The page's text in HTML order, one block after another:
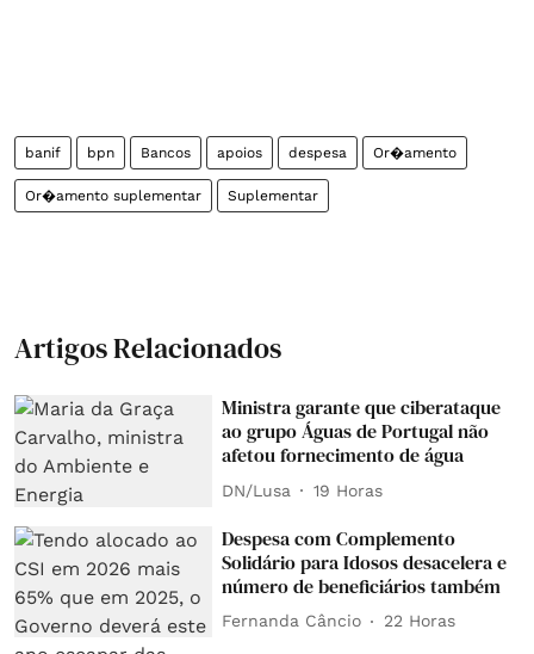
banif bpn Bancos apoios despesa Or�amento
Or�amento suplementar Suplementar
Artigos Relacionados
Ministra garante que ciberataque
ao grupo Águas de Portugal não
afetou fornecimento de água
DN/Lusa 19 Horas
Despesa com Complemento
Solidário para Idosos desacelera e
número de beneficiários também
Fernanda Câncio 22 Horas